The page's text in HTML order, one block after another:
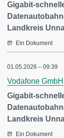
Gigabit-
Landkreis
Ein Dokument
01.05.2026 – 09:39
Vodafone GmbH
Gigabit-
Landkreis
Ein Dokument